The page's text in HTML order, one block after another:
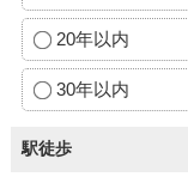
20年以内
30年以内
駅徒歩